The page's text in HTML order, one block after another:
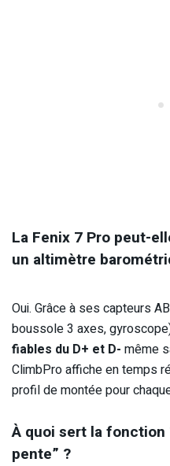
La Fenix 7 Pro peut-
un altimètre
Oui. Grâce à ses capteurs
boussole 3 axes,
fiables du D+ et D- même
ClimbPro affiche en temps
profil de montée pour
À quoi sert la fonction
pente” ?